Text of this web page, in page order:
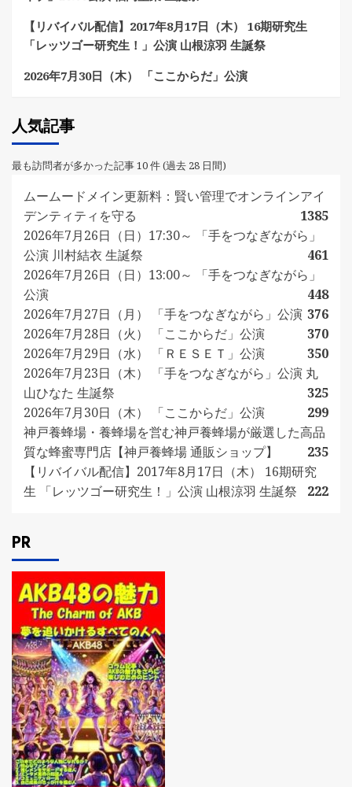
【リバイバル配信】2017年8月17日（木） 16期研究生
「レッツゴー研究生！」公演 山根涼羽 生誕祭
2026年7月30日（木） 「ここからだ」公演
人気記事
最も訪問者が多かった記事 10 件 (過去 28 日間)
ムームードメイン更新料：賢い管理でオンラインアイ
デンティティを守る
1385
2026年7月26日（日）17:30～ 「手をつなぎながら」
公演 川村結衣 生誕祭
461
2026年7月26日（日）13:00～ 「手をつなぎながら」
公演
448
2026年7月27日（月） 「手をつなぎながら」公演 376
2026年7月28日（火） 「ここからだ」公演
370
2026年7月29日（水） 「ＲＥＳＥＴ」公演
350
2026年7月23日（木） 「手をつなぎながら」公演 丸
山ひなた 生誕祭
325
2026年7月30日（木） 「ここからだ」公演
299
神戸養蜂場・養蜂場を営む神戸養蜂場が厳選した高品
質な蜂蜜専門店【神戸養蜂場 通販ショップ】
235
【リバイバル配信】2017年8月17日（木） 16期研究
生 「レッツゴー研究生！」公演 山根涼羽 生誕祭
222
PR